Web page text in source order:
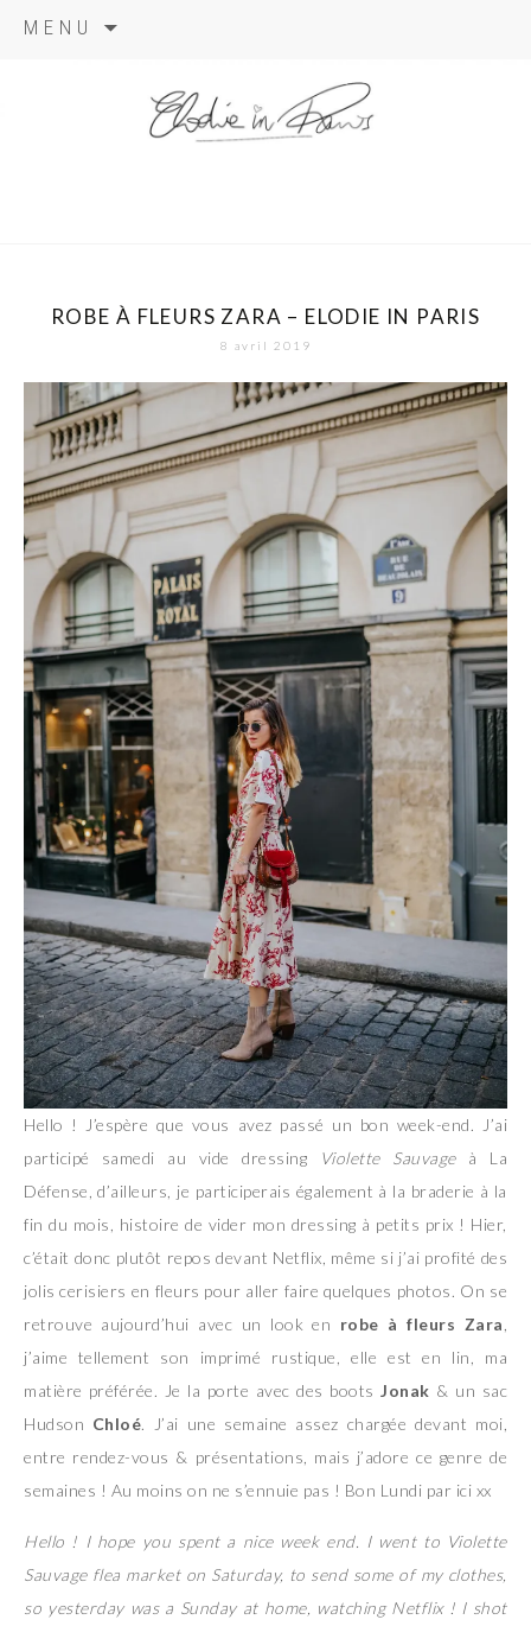
MENU
ROBE À FLEURS ZARA – ELODIE IN PARIS
8 avril 2019
Hello ! J’espère que vous avez passé un bon week-end. J’ai
participé samedi au vide dressing
Violette Sauvageà La
Défense, d’ailleurs, je participerais également à la braderie à la
fin du mois, histoire de vider mon dressing à petits prix ! Hier,
c’était donc plutôt repos devant Netflix, même si j’ai profité des
jolis cerisiers en fleurs pour aller faire quelques photos. On se
retrouve aujourd’hui avec un look en robe à fleurs Zara
j’aime tellement son imprimé rustique, elle est en lin, ma
matière préférée. Je la porte avec des bootsJonak & un sac
Hudson Chloé. J’ai une semaine assez chargée devant moi,
entre rendez-vous & présentations, mais j’adore ce genre de
semaines ! Au moins on ne s’ennuie pas ! Bon Lundi par ici xx
Hello ! I hope you spent a nice week end. I went to Violette
Sauvage flea market on Saturday, to send some of my clothes,
so yesterday was a Sunday at home, watching Netflix ! I shot